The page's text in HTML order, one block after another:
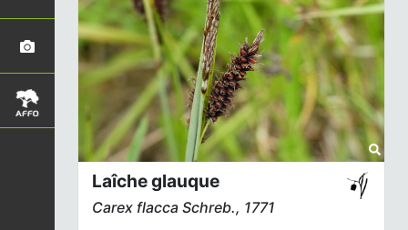
Laîche glauque
Carex flacca Schreb., 1771